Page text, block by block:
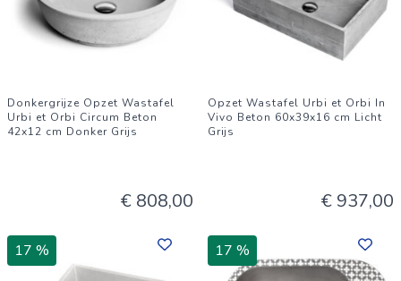
Donkergrijze Opzet Wastafel
Urbi et Orbi Circum Beton
42x12 cm Donker Grijs
€ 808,00
Opzet Wastafel Urbi et Orbi In
Vivo Beton 60x39x16 cm Licht
Grijs
€ 937,00
17 % 17 %